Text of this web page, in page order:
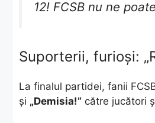
12! FCSB nu ne
Suporterii, furioși:
La finalul partidei, fanii
și „Demisia!” către jucători